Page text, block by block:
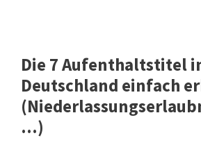
Die 7 Aufenthaltstitel
Deutschland einfach
...)